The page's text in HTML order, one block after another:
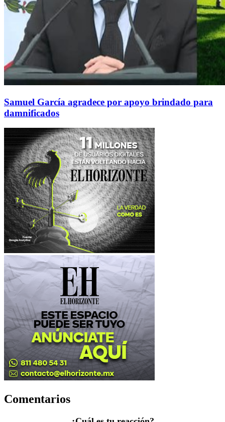
Samuel García agradece por apoyo brindado para
damnificados
Comentarios